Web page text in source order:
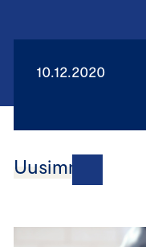
10.12.2020
Uusimmat